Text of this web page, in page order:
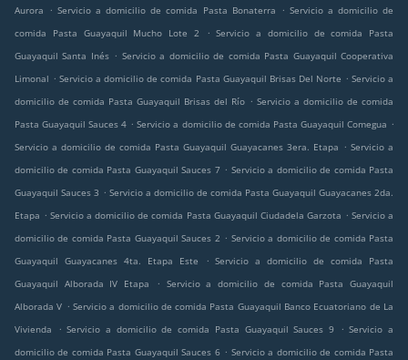
Aurora
. Servicio a domicilio de comida Pasta Bonaterra . Servicio a domicilio de
comida Pasta Guayaquil Mucho Lote 2
. Servicio a domicilio de comida Pasta
Guayaquil Santa Inés . Servicio a domicilio de comida Pasta Guayaquil Cooperativa
Limonal . Servicio a domicilio de comida Pasta Guayaquil Brisas Del Norte . Servicio a
domicilio de comida Pasta Guayaquil Brisas del Río . Servicio a domicilio de comida
Pasta Guayaquil Sauces 4 . Servicio a domicilio de comida Pasta Guayaquil Comegua .
Servicio a domicilio de comida Pasta Guayaquil Guayacanes 3era. Etapa . Servicio a
domicilio de comida Pasta Guayaquil Sauces 7 . Servicio a domicilio de comida Pasta
Guayaquil Sauces 3 . Servicio a domicilio de comida Pasta Guayaquil Guayacanes 2da.
Etapa . Servicio a domicilio de comida Pasta Guayaquil Ciudadela Garzota . Servicio a
domicilio de comida Pasta Guayaquil Sauces 2 . Servicio a domicilio de comida Pasta
Guayaquil Guayacanes 4ta. Etapa Este
. Servicio a domicilio de comida Pasta
Guayaquil Alborada IV Etapa
. Servicio a domicilio de comida Pasta Guayaquil
Alborada V . Servicio a domicilio de comida Pasta Guayaquil Banco Ecuatoriano de La
Vivienda
. Servicio a domicilio de comida Pasta Guayaquil Sauces 9 . Servicio a
domicilio de comida Pasta Guayaquil Sauces 6 . Servicio a domicilio de comida Pasta